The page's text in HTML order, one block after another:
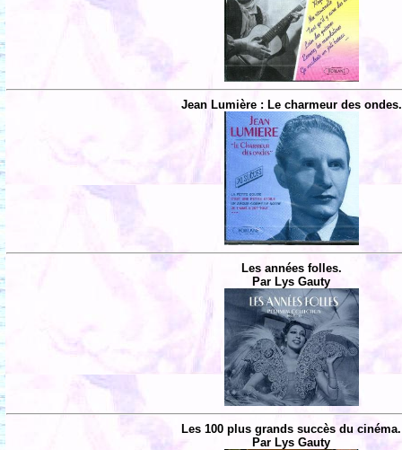
Jean Lumière : Le charmeur des ondes.
Les années folles.
Par Lys Gauty
Les 100 plus grands succès du cinéma.
Par Lys Gauty